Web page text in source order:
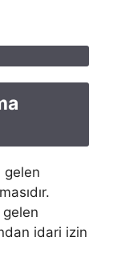
gelen
idari izin